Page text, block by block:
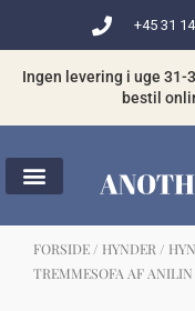
indholdet
+45 31
Ingen levering i uge 31-
bestil
FORSIDE / HYNDER /
TREMMESOFA AF